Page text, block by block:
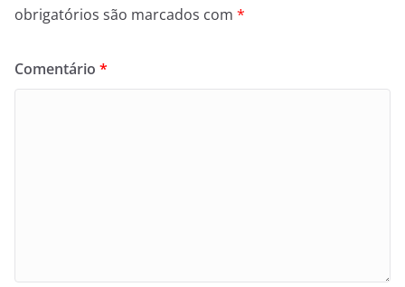
obrigatórios são marcados com *
Comentário *